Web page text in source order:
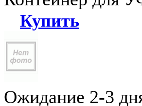
Купить
Ожидание 2-3